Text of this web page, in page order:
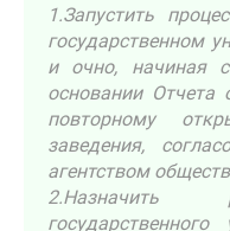
1.Запустить
государственном
и очно, начиная
основании Отчета
повторному
заведения,
агентством
2.Назначить